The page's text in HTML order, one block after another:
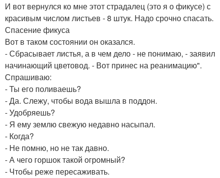
И вот вернулся ко мне этот страдалец (это я о фикусе) с
красивым числом листьев - 8 штук. Надо срочно спасать.
Спасение фикуса
Вот в таком состоянии он оказался.
- Сбрасывает листья, а в чем дело - не понимаю, - заявил
начинающий цветовод. - Вот принес на реанимацию".
Спрашиваю:
- Ты его поливаешь?
- Да. Слежу, чтобы вода вышла в поддон.
- Удобряешь?
- Я ему землю свежую недавно насыпал.
- Когда?
- Не помню, но не так давно.
- А чего горшок такой огромный?
- Чтобы реже пересаживать.